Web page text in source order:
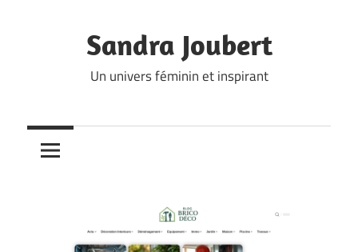
Sandra Joubert
Un univers féminin et inspirant